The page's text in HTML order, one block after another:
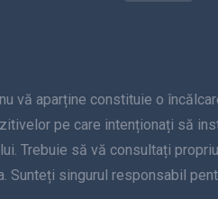
Norsk
Svenska
vă aparține constituie o
pe care intenționați să
Trebuie să vă consultați
singurul responsabil